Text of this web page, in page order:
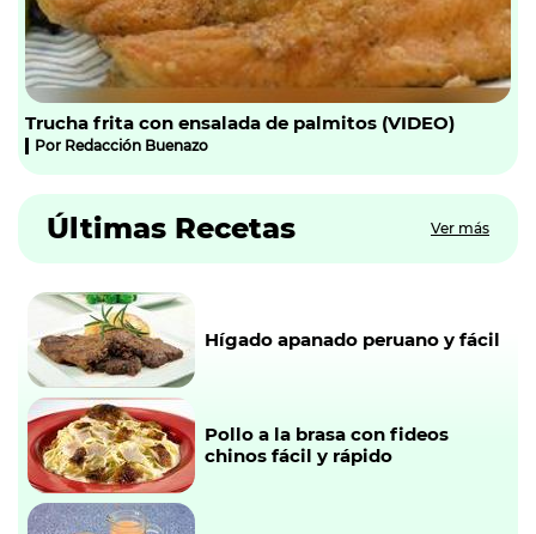
Trucha frita con ensalada de palmitos (VIDEO)
Por Redacción Buenazo
Últimas Recetas Ver más
Hígado apanado peruano y fácil
Pollo a la brasa con fideos
chinos fácil y rápido